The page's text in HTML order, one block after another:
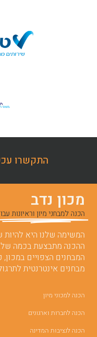
התקשרו עכשיו -
מכון נדב
הכנה למבחני מיון וראיונות
המשימה שלנו היא
ההכנה מתבצעת בכמה
המבחנים הצפויים
מבחנים אינטרנטית
הכנה למכוני מיון
הכנה לחברות וארגונים
הכנה לנציבות המדינה